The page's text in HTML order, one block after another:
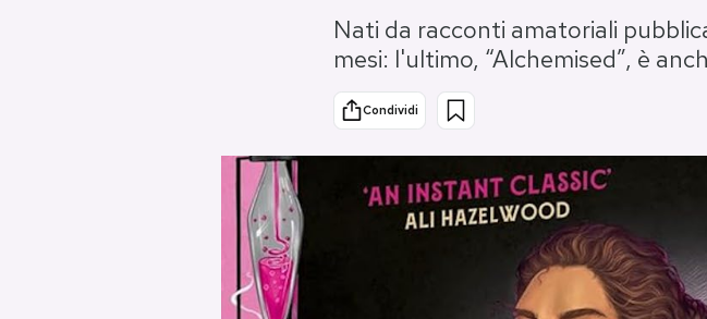
Storie/Idee
Ok Boomer!
Mondiali calcio 2026
Nati da racconti amatoriali
mesi: l'ultimo, “Alchemised”, è
Condividi